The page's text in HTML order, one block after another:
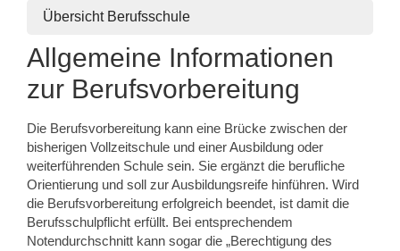
Übersicht Berufsschule
Allgemeine Informationen
zur Berufsvorbereitung
Die Berufsvorbereitung kann eine Brücke zwischen der
bisherigen Vollzeitschule und einer Ausbildung oder
weiterführenden Schule sein. Sie ergänzt die berufliche
Orientierung und soll zur Ausbildungsreife hinführen. Wird
die Berufsvorbereitung erfolgreich beendet, ist damit die
Berufsschulpflicht erfüllt. Bei entsprechendem
Notendurchschnitt kann sogar die „Berechtigung des